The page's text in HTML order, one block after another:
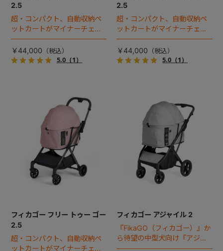
2.5
超・コンパクト、自動収納ペ
ットカートがマイナーチェン
ジ！
￥44,000
5.0（1）
2.5
超・コンパクト、自動収納ペ
ットカートがマイナーチェン
ジ！
￥44,000
5.0（1）
フィカゴー フリー トゥー ゴー
2.5
超・コンパクト、自動収納ペ
ットカートがマイナーチェン
フィカゴー アジャイル 2
『FikaGO（フィカゴー）』か
ら待望の中型犬向け『アジャ
イル２』 登場！耐荷重30kg